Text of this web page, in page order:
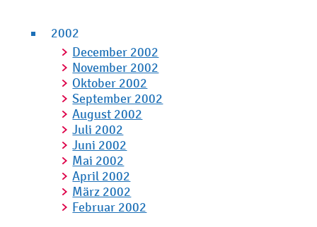
2002
December 2002
November 2002
Oktober 2002
September 2002
August 2002
Juli 2002
Juni 2002
Mai 2002
April 2002
März 2002
Februar 2002